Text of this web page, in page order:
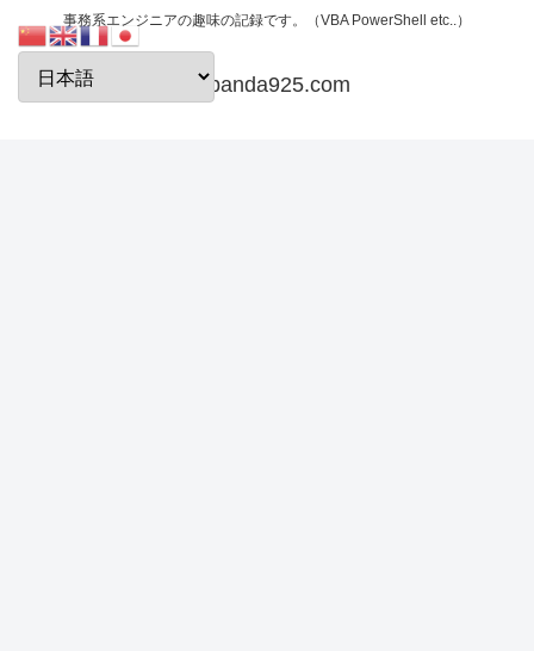
事務系エンジニアの趣味の記録です。（VBA PowerShell etc..）
papanda925.com